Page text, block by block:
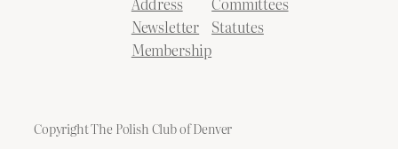
Newsletter
Membership
Statutes
Copyright The Polish Club of Denver